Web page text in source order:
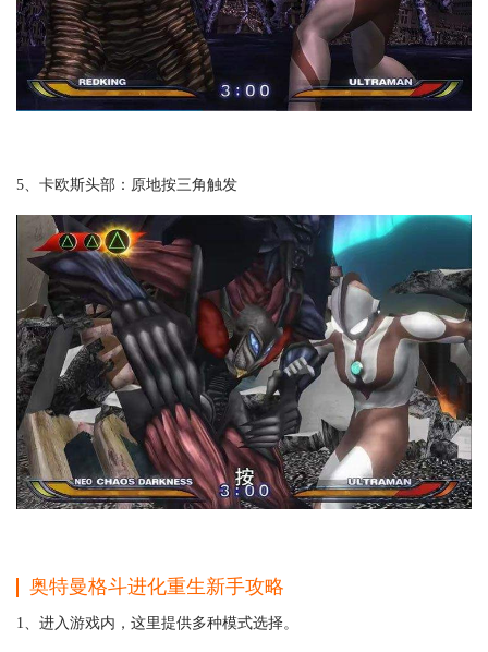
5、卡欧斯头部：原地按三角触发
奥特曼格斗进化重生新手攻略
1、进入游戏内，这里提供多种模式选择。